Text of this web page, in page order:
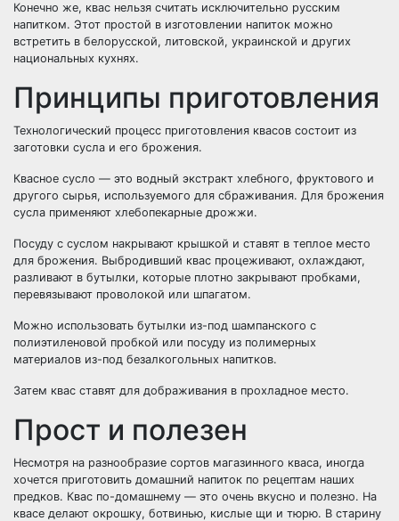
Конечно же, квас нельзя считать исключительно русским
напитком. Этот простой в изготовлении напиток можно
встретить в белорусской, литовской, украинской и других
национальных кухнях.
Принципы приготовления
Технологический процесс приготовления квасов состоит из
заготовки сусла и его брожения.
Квасное сусло — это водный экстракт хлебного, фруктового и
другого сырья, используемого для сбраживания. Для брожения
сусла применяют хлебопекарные дрожжи.
Посуду с суслом накрывают крышкой и ставят в теплое место
для брожения. Выбродивший квас процеживают, охлаждают,
разливают в бутылки, которые плотно закрывают пробками,
перевязывают проволокой или шпагатом.
Можно использовать бутылки из-под шампанского с
полиэтиленовой пробкой или посуду из полимерных
материалов из-под безалкогольных напитков.
Затем квас ставят для дображивания в прохладное место.
Прост и полезен
Несмотря на разнообразие сортов магазинного кваса, иногда
хочется приготовить домашний напиток по рецептам наших
предков. Квас по-домашнему — это очень вкусно и полезно. На
квасе делают окрошку, ботвинью, кислые щи и тюрю. В старину